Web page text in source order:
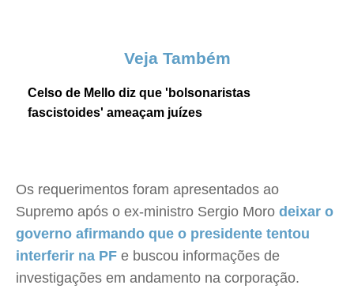
Veja Também
Celso de Mello diz que 'bolsonaristas
fascistoides' ameaçam juízes
Os requerimentos foram apresentados ao
Supremo após o ex-ministro Sergio Moro deixar o
governo afirmando que o presidente tentou
interferir na PF e buscou informações de
investigações em andamento na corporação.